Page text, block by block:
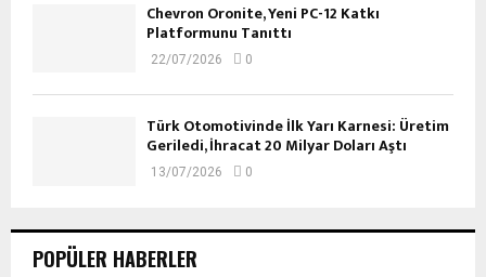
Chevron Oronite, Yeni PC-12 Katkı
Platformunu Tanıttı
22/07/2026 0
Türk Otomotivinde İlk Yarı Karnesi: Üretim
Geriledi, İhracat 20 Milyar Doları Aştı
13/07/2026 0
POPÜLER HABERLER